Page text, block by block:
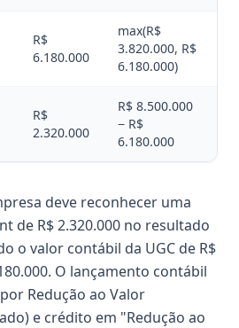
R$
6.180.000
max(R$
3.820.000, R$
6.180.000)
R$
2.320.000
R$ 8.500.000
− R$
6.180.000
deve reconhecer uma
de R$ 2.320.000 no resultado
o valor contábil da UGC de R$
O lançamento contábil
Redução ao Valor
e crédito em "Redução ao